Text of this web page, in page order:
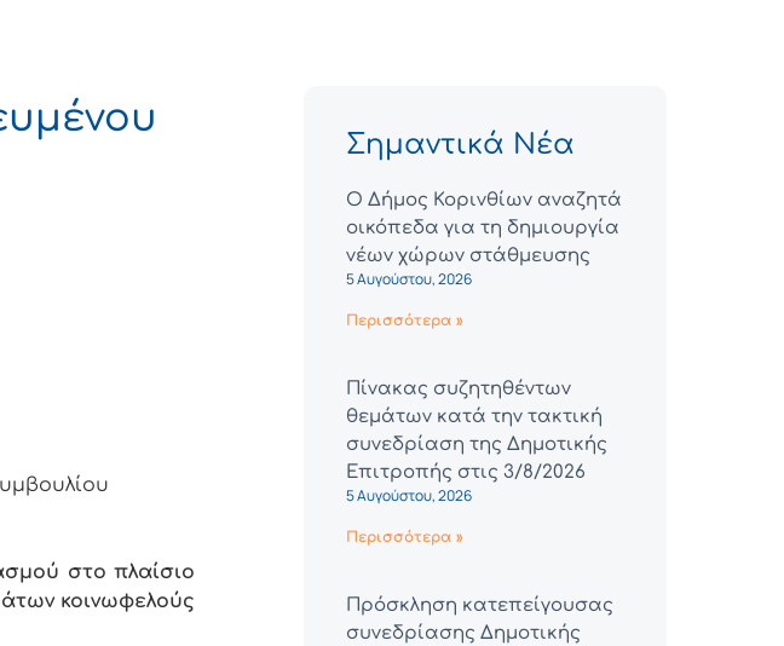
στο πλαίσιο
κοινωφελούς
Σημαντικά Νέα
Ο Δήμος Κορινθίων αναζητά
οικόπεδα για τη δημιουργία
νέων χώρων στάθμευσης
5 Αυγούστου, 2026
Περισσότερα »
Πίνακας συζητηθέντων
θεμάτων κατά την τακτική
συνεδρίαση της Δημοτικής
Επιτροπής στις 3/8/2026
5 Αυγούστου, 2026
Περισσότερα »
Πρόσκληση κατεπείγουσας
συνεδρίασης Δημοτικής